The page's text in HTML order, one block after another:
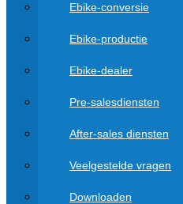
Ebike-conversie
Ebike-productie
Ebike-dealer
Pre-salesdiensten
After-sales diensten
Veelgestelde vragen
Downloaden